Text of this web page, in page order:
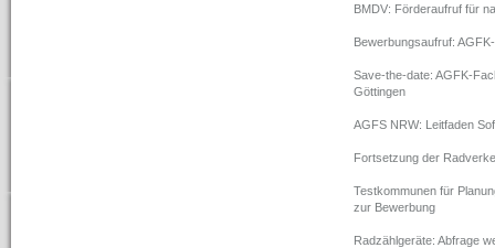
BMDV: Förderaufruf für
Bewerbungsaufruf:
Save-the-date: AGFK-
Göttingen
AGFS NRW: Leitfaden
Fortsetzung der
Testkommunen für
zur Bewerbung
Radzählgeräte: Abfrage